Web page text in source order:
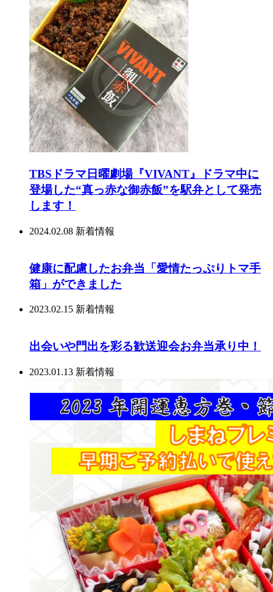
TBSドラマ日曜劇場『VIVANT』ドラマ中に
登場した“真っ赤な御赤飯”を駅弁として発売
します！
2024.02.08 新着情報
健康に配慮したお弁当「愛情たっぷりトマ手
箱」ができました
2023.02.15 新着情報
出会いや門出を彩る歓送迎会お弁当承り中！
2023.01.13 新着情報